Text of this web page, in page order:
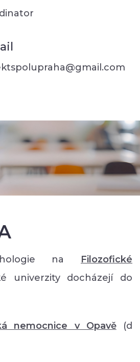
na Filozofické
univerzity docházejí do
nemocnice v Opavě(d